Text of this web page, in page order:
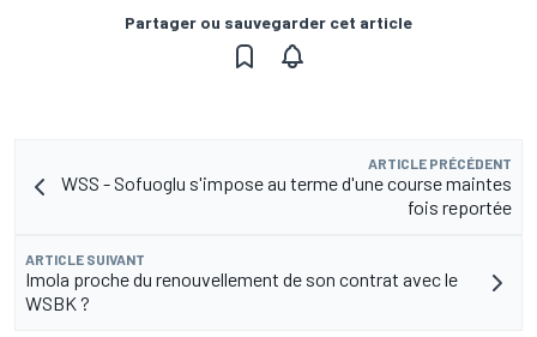
Partager ou sauvegarder cet article
ARTICLE PRÉCÉDENT
WSS - Sofuoglu s'impose au terme d'une course maintes
fois reportée
ARTICLE SUIVANT
Imola proche du renouvellement de son contrat avec le
WSBK ?